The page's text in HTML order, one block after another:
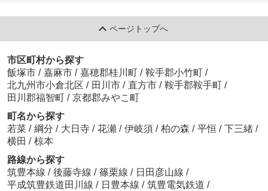
ページトップへ
市区町村から探す
飯塚市 / 嘉麻市 / 嘉穂郡桂川町 / 鞍手郡小竹町 /
北九州市小倉北区 / 田川市 / 直方市 / 鞍手郡鞍手町 /
田川郡福智町 / 京都郡みやこ町
町名から探す
若菜 / 綱分 / 大日寺 / 花瀬 / 伊岐須 / 柏の森 / 平恒 / 下三緒 /
横田 / 椋本
路線から探す
筑豊本線 / 後藤寺線 / 篠栗線 / 日田彦山線 /
平成筑豊鉄道田川線 / 日豊本線 / 筑豊電気鉄道 /